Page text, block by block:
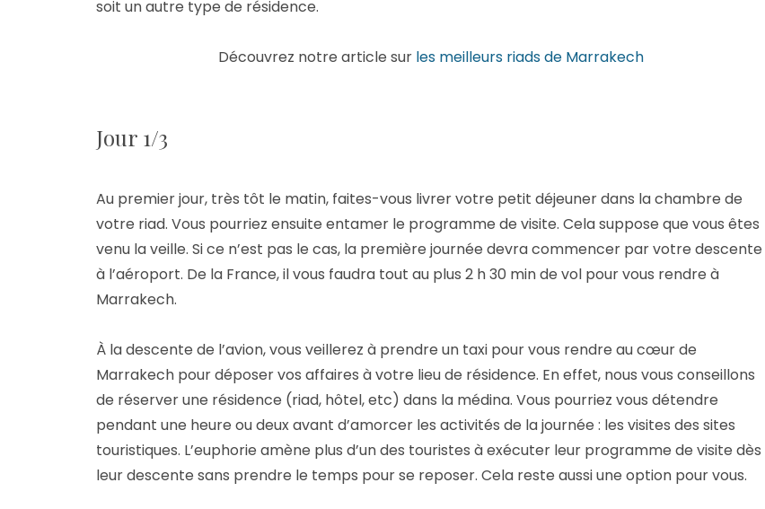
soit un autre type de résidence.
Découvrez notre article sur les meilleurs riads de Marrakech
Jour 1/3
Au premier jour, très tôt le matin, faites-vous livrer votre petit déjeuner dans la chambre de
votre riad. Vous pourriez ensuite entamer le programme de visite. Cela suppose que vous êtes
venu la veille. Si ce n’est pas le cas, la première journée devra commencer par votre descente
à l’aéroport. De la France, il vous faudra tout au plus 2 h 30 min de vol pour vous rendre à
Marrakech.
À la descente de l’avion, vous veillerez à prendre un taxi pour vous rendre au cœur de
Marrakech pour déposer vos affaires à votre lieu de résidence. En effet, nous vous conseillons
de réserver une résidence (riad, hôtel, etc) dans la médina. Vous pourriez vous détendre
pendant une heure ou deux avant d’amorcer les activités de la journée : les visites des sites
touristiques. L’euphorie amène plus d’un des touristes à exécuter leur programme de visite dès
leur descente sans prendre le temps pour se reposer. Cela reste aussi une option pour vous.